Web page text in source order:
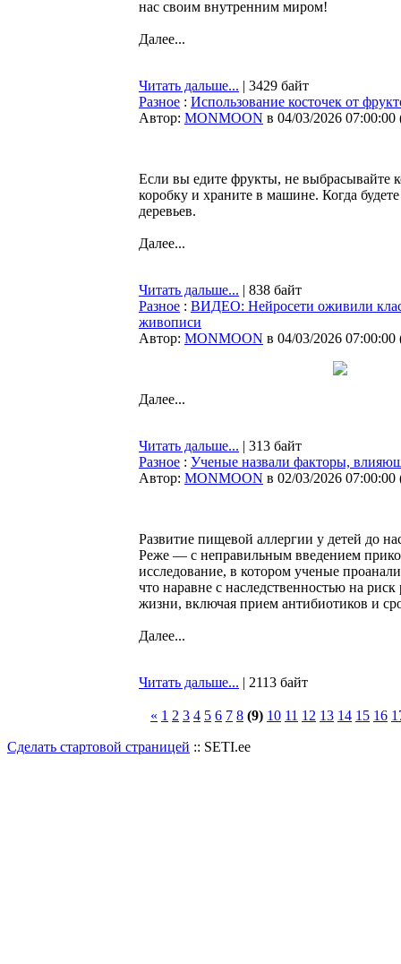
нас своим внутренним миром!
Далее...
Читать дальше... | 3429 байт
Разное : Использование косточек от
Автор: MONMOON в 04/03/2026 07:00:00
Если вы едите фрукты, не выбрасывайте
коробку и храните в машине. Когда
деревьев.
Далее...
Читать дальше... | 838 байт
Разное : ВИДЕО: Нейросети оживили
живописи
Автор: MONMOON в 04/03/2026 07:00:00
Далее...
Читать дальше... | 313 байт
Разное : Ученые назвали факторы,
Автор: MONMOON в 02/03/2026 07:00:00
Развитие пищевой аллергии у детей до
Реже — с неправильным введением
исследование, в котором ученые
что наравне с наследственностью на
жизни, включая прием антибиотиков и
Далее...
Читать дальше... | 2113 байт
« 1 2 3 4 5 6 7 8 (9) 10 11 12 13 14 15 16
Сделать стартовой страницей :: SETI.ee